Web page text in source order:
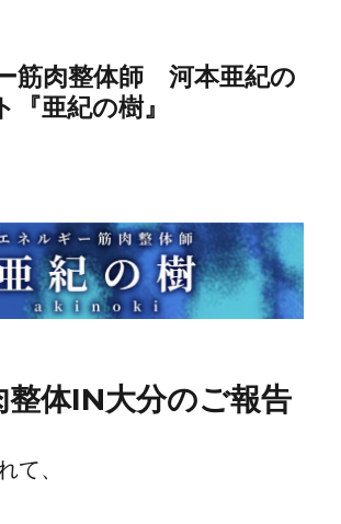
筋肉整体師 河本亜紀の
『亜紀の樹』
整体IN大分のご報告
て、